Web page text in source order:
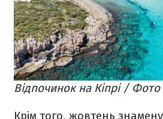
Відпочинок на Кіпрі /
Крім того, жовтень